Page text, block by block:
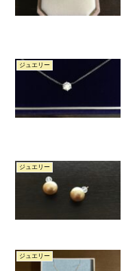
ジュエリー
ジュエリー
ジュエリー